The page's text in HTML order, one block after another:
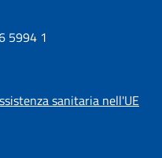
5994 1
sanitaria nell'UE